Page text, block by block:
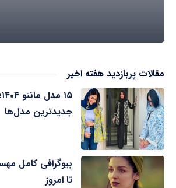
مقالات پربازدید هفته اخیر
جدیدترین مدل‌ها
بیوگرافی کامل
تا امروز